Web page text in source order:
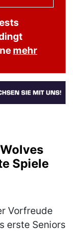
mehr
Spiele
Vorfreude
erste Seniors